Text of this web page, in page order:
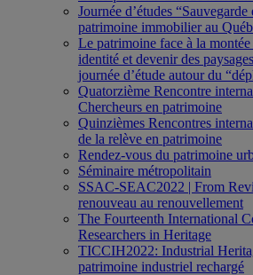
Journée d’études
patrimoine immobilier au
Le patrimoine face à la
identité et devenir des
journée d’étude autour du
Quatorzième Rencontre
Chercheurs en patrimoine
Quinzièmes Rencontres
de la relève en patrimoine
Rendez-vous du patrimoine
Séminaire métropolitain
SSAC-SEAC2022 | From
renouveau au renouvellement
The Fourteenth International
Researchers in Heritage
TICCIH2022: Industrial
patrimoine industriel rechargé